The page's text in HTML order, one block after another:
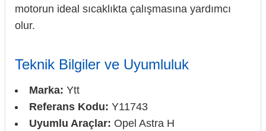
motorun ideal sıcaklıkta çalışmasına yardımcı
olur.
Teknik Bilgiler ve Uyumluluk
Marka: Ytt
Referans Kodu: Y11743
Uyumlu Araçlar: Opel Astra H